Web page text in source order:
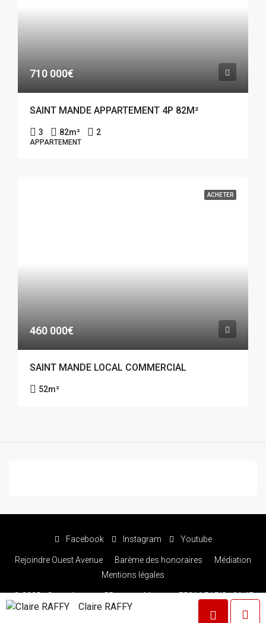
710 000€
SAINT MANDE APPARTEMENT 4P 82M²
3 82m² 2
APPARTEMENT
ACHETER
460 000€
SAINT MANDE LOCAL COMMERCIAL
52m²
Facebook Instagram Youtube
Rejoindre Ouest Avenue Barème des honoraires
Médiation
Mentions légales
© 2025 - Ouest Avenue - 55 avenue Marceau 75016 PARIS - 01 47
57 45 58
Claire RAFFY